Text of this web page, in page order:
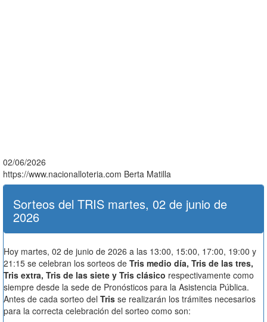
02/06/2026
https://www.nacionalloteria.com Berta Matilla
Sorteos del TRIS martes, 02 de junio de
2026
Hoy martes, 02 de junio de 2026 a las 13:00, 15:00, 17:00, 19:00 y
21:15 se celebran los sorteos de Tris medio día, Tris de las tres,
Tris extra, Tris de las siete y Tris clásico respectivamente como
siempre desde la sede de Pronósticos para la Asistencia Pública.
Antes de cada sorteo del Tris se realizarán los trámites necesarios
para la correcta celebración del sorteo como son: